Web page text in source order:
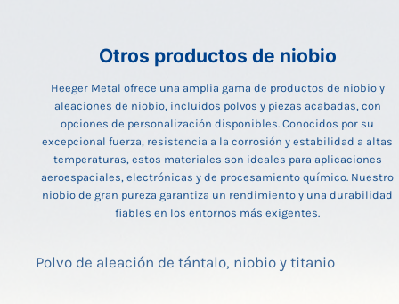
Otros productos de niobio
Heeger Metal ofrece una amplia gama de productos de niobio y
aleaciones de niobio, incluidos polvos y piezas acabadas, con
opciones de personalización disponibles. Conocidos por su
excepcional fuerza, resistencia a la corrosión y estabilidad a altas
temperaturas, estos materiales son ideales para aplicaciones
aeroespaciales, electrónicas y de procesamiento químico. Nuestro
niobio de gran pureza garantiza un rendimiento y una durabilidad
fiables en los entornos más exigentes.
Polvo de aleación de tántalo, niobio y titanio